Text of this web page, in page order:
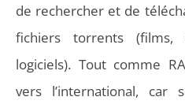
de rechercher et de
fichiers torrents (films,
logiciels). Tout comme
vers l’international, car